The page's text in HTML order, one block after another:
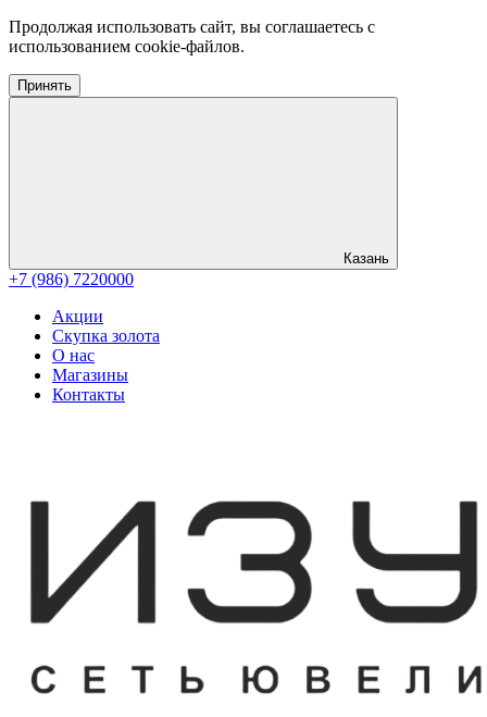
Продолжая использовать сайт, вы соглашаетесь с
использованием cookie-файлов.
Принять
Казань
+7 (986) 7220000
Акции
Скупка золота
О нас
Магазины
Контакты